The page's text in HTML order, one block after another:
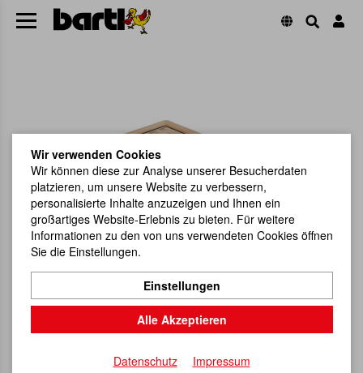
Wir verwenden Cookies
Wir können diese zur Analyse unserer Besucherdaten
platzieren, um unsere Website zu verbessern,
personalisierte Inhalte anzuzeigen und Ihnen ein
großartiges Website-Erlebnis zu bieten. Für weitere
Informationen zu den von uns verwendeten Cookies öffnen
Sie die Einstellungen.
Einstellungen
Alle Akzeptieren
Datenschutz Impressum